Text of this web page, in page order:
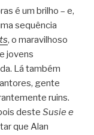
é um brilho – e,
sequência
, o maravilhoso
jovens
Lá também
gente
ruins.
deste Susie e
que Alan